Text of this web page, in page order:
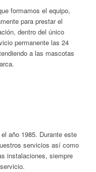
formamos el equipo,
para prestar el
dentro del único
permanente las 24
a las mascotas
año 1985. Durante este
servicios así como
instalaciones, siempre